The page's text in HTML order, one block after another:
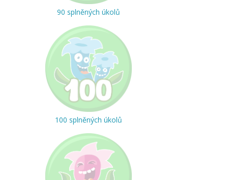
90 splněných úkolů
100 splněných úkolů